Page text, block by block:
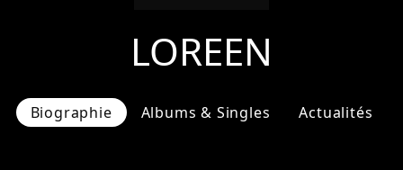
LOREEN
Biographie Albums & Singles Actualités